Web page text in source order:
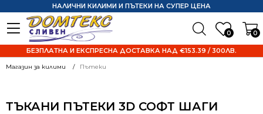
0 0
НАЛИЧНИ КИЛИМИ И ПЪТЕКИ НА СУПЕР ЦЕНА
БЕЗПЛАТНА И ЕКСПРЕСНА ДОСТАВКА НАД €153.39 / 300ЛВ.
Магазин за килими Пътеки
ТЪКАНИ ПЪТЕКИ 3D СОФТ ШАГИ